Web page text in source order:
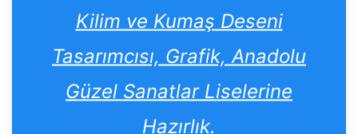
Kilim ve Kumaş Deseni
Tasarımcısı, Grafik, Anadolu
Güzel Sanatlar Liselerine
Hazırlık.